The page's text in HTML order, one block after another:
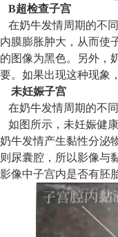
B超检查子宫
在奶牛发情周期的不
内膜膨胀肿大，从而使
的图像为黑色。另外，
要。如果出现这种现象
未妊娠子宫
在奶牛发情周期的不
如图所示，未妊娠健
奶牛发情产生黏性分泌
则尿囊腔，所以影像与
影像中子宫内是否有胚